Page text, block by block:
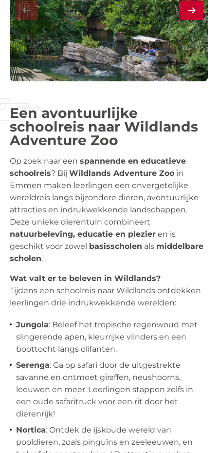
Een avontuurlijke
schoolreis naar Wildlands
Adventure Zoo
Op zoek naar eenspannende en educatieve
schoolreis? BijWildlands Adventure Zoo in
Emmen maken leerlingen een onvergetelijke
wereldreis langs bijzondere dieren, avontuurlijke
attracties en indrukwekkende landschappen.
Deze unieke dierentuin combineert
natuurbeleving, educatie en plezier en is
geschikt voor zowel basisscholen als middelbare
scholen.
Wat valt er te beleven in Wildlands?
Tijdens een schoolreis naar Wildlands ontdekken
leerlingen drie indrukwekkende werelden:
Jungola: Beleef het tropische regenwoud met
slingerende apen, kleurrijke vlinders en een
boottocht langs olifanten.
Serenga: Ga op safari door de uitgestrekte
savanne en ontmoet giraffen, neushoorns,
leeuwen en meer. Leerlingen stappen zelfs in
een oude safaritruck voor een rit door het
dierenrijk!
Nortica: Ontdek de ijskoude wereld van
pooldieren, zoals pinguïns en zeeleeuwen, en